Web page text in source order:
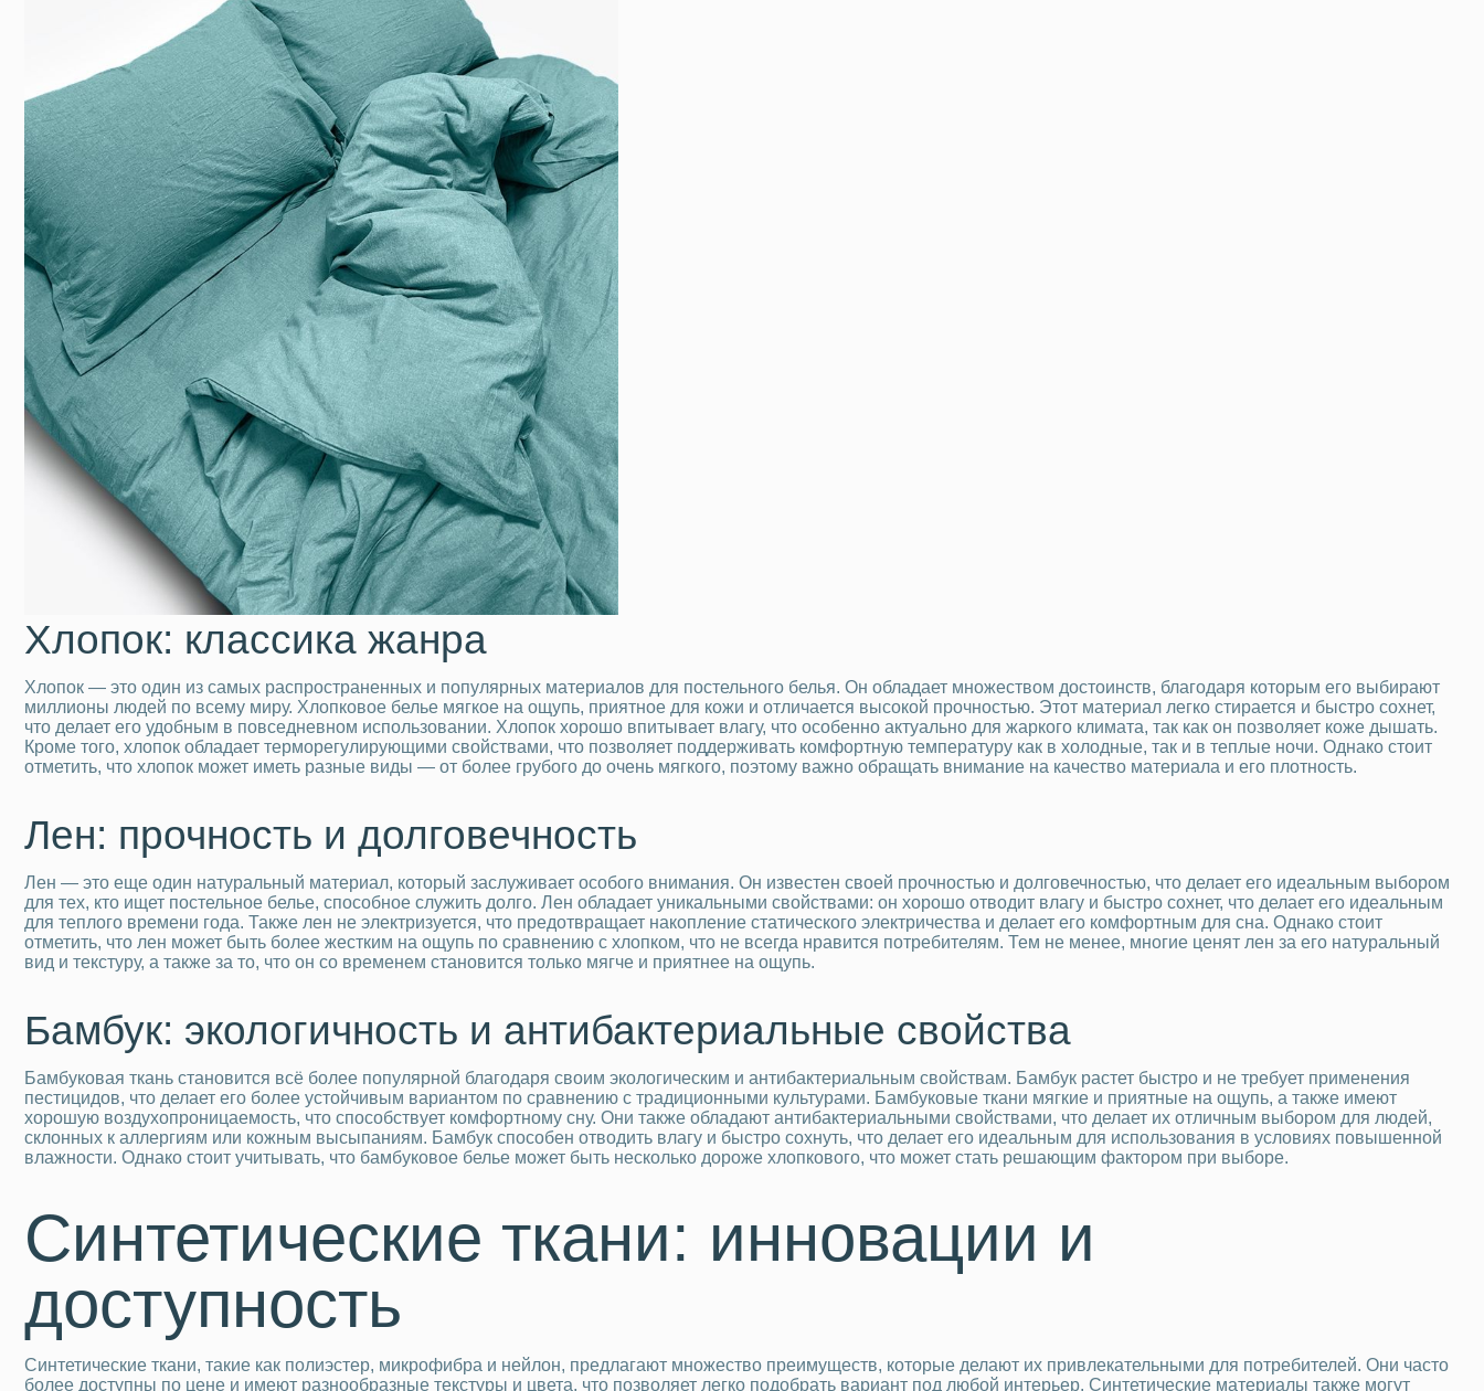
Хлопок: классика жанра
Хлопок — это один из самых распространенных и популярных материалов для постельного белья. Он обладает множеством достоинств, благодаря которым его выбирают
миллионы людей по всему миру. Хлопковое белье мягкое на ощупь, приятное для кожи и отличается высокой прочностью. Этот материал легко стирается и быстро сохнет,
что делает его удобным в повседневном использовании. Хлопок хорошо впитывает влагу, что особенно актуально для жаркого климата, так как он позволяет коже дышать.
Кроме того, хлопок обладает терморегулирующими свойствами, что позволяет поддерживать комфортную температуру как в холодные, так и в теплые ночи. Однако стоит
отметить, что хлопок может иметь разные виды — от более грубого до очень мягкого, поэтому важно обращать внимание на качество материала и его плотность.
Лен: прочность и долговечность
Лен — это еще один натуральный материал, который заслуживает особого внимания. Он известен своей прочностью и долговечностью, что делает его идеальным выбором
для тех, кто ищет постельное белье, способное служить долго. Лен обладает уникальными свойствами: он хорошо отводит влагу и быстро сохнет, что делает его идеальным
для теплого времени года. Также лен не электризуется, что предотвращает накопление статического электричества и делает его комфортным для сна. Однако стоит
отметить, что лен может быть более жестким на ощупь по сравнению с хлопком, что не всегда нравится потребителям. Тем не менее, многие ценят лен за его натуральный
вид и текстуру, а также за то, что он со временем становится только мягче и приятнее на ощупь.
Бамбук: экологичность и антибактериальные свойства
Бамбуковая ткань становится всё более популярной благодаря своим экологическим и антибактериальным свойствам. Бамбук растет быстро и не требует применения
пестицидов, что делает его более устойчивым вариантом по сравнению с традиционными культурами. Бамбуковые ткани мягкие и приятные на ощупь, а также имеют
хорошую воздухопроницаемость, что способствует комфортному сну. Они также обладают антибактериальными свойствами, что делает их отличным выбором для людей,
склонных к аллергиям или кожным высыпаниям. Бамбук способен отводить влагу и быстро сохнуть, что делает его идеальным для использования в условиях повышенной
влажности. Однако стоит учитывать, что бамбуковое белье может быть несколько дороже хлопкового, что может стать решающим фактором при выборе.
Синтетические ткани: инновации и
доступность
Синтетические ткани, такие как полиэстер, микрофибра и нейлон, предлагают множество преимуществ, которые делают их привлекательными для потребителей. Они часто
более доступны по цене и имеют разнообразные текстуры и цвета, что позволяет легко подобрать вариант под любой интерьер. Синтетические материалы также могут